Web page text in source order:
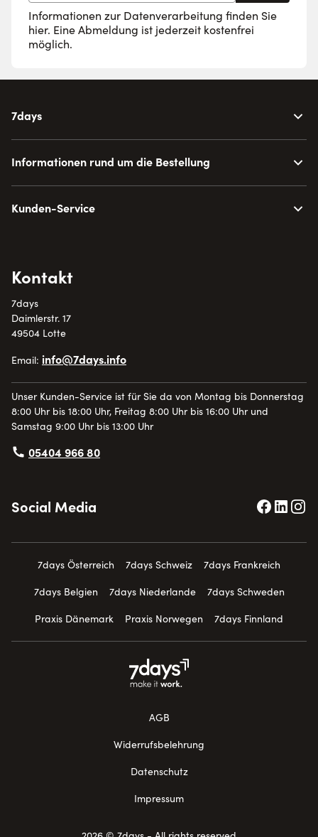
Informationen zur Datenverarbeitung finden Sie
hier. Eine Abmeldung ist jederzeit kostenfrei
möglich.
7days
Informationen rund um die Bestellung
Kunden-Service
Kontakt
7days
Daimlerstr. 17
49504 Lotte
Email: info@7days.info
Unser Kunden-Service ist für Sie da von Montag bis Donnerstag
8:00 Uhr bis 18:00 Uhr, Freitag 8:00 Uhr bis 16:00 Uhr und
Samstag 9:00 Uhr bis 13:00 Uhr
05404 966 80
Social Media
7days Österreich 7days Schweiz
7days Frankreich
7days Belgien
7days Niederlande
7days Schweden
Praxis Dänemark
Praxis Norwegen 7days Finnland
AGB
Widerrufsbelehrung
Datenschutz
Impressum